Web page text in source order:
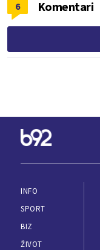
6 Komentari
INFO
SPORT
BIZ
ŽIVOT